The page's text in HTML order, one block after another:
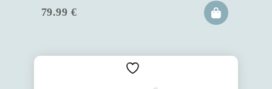
79.99 €